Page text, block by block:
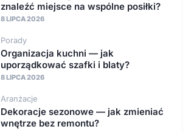
znaleźć miejsce na wspólne posiłki?
8 LIPCA 2026
Porady
Organizacja kuchni — jak
uporządkować szafki i blaty?
8 LIPCA 2026
Aranżacje
Dekoracje sezonowe — jak zmieniać
wnętrze bez remontu?